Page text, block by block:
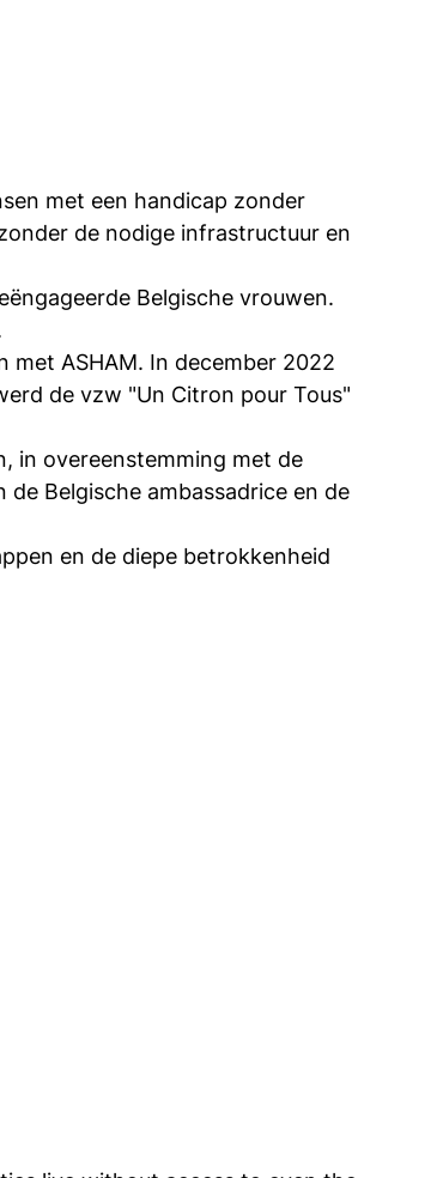
met een handicap zonder
de nodige infrastructuur en
Belgische vrouwen.
ASHAM. In december 2022
de vzw "Un Citron pour Tous"
in overeenstemming met de
Belgische ambassadrice en de
en de diepe betrokkenheid